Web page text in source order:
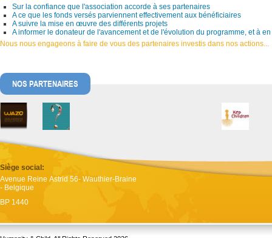
Sur la confiance que l'association accorde à ses partenaires
A ce que les fonds versés parviennent effectivement aux bénéficiaires
A suivre la mise en œuvre des différents projets
A informer le donateur de l'avancement et de l'évolution du programme, et à
Nous nous engageons à faire de vous des partenaires investis dans nos actions...
NOS PARTENAIRES
Siège social:
Avenue Reine Astrid 56- Wauthier-Braine
- Belgique
BP 1440